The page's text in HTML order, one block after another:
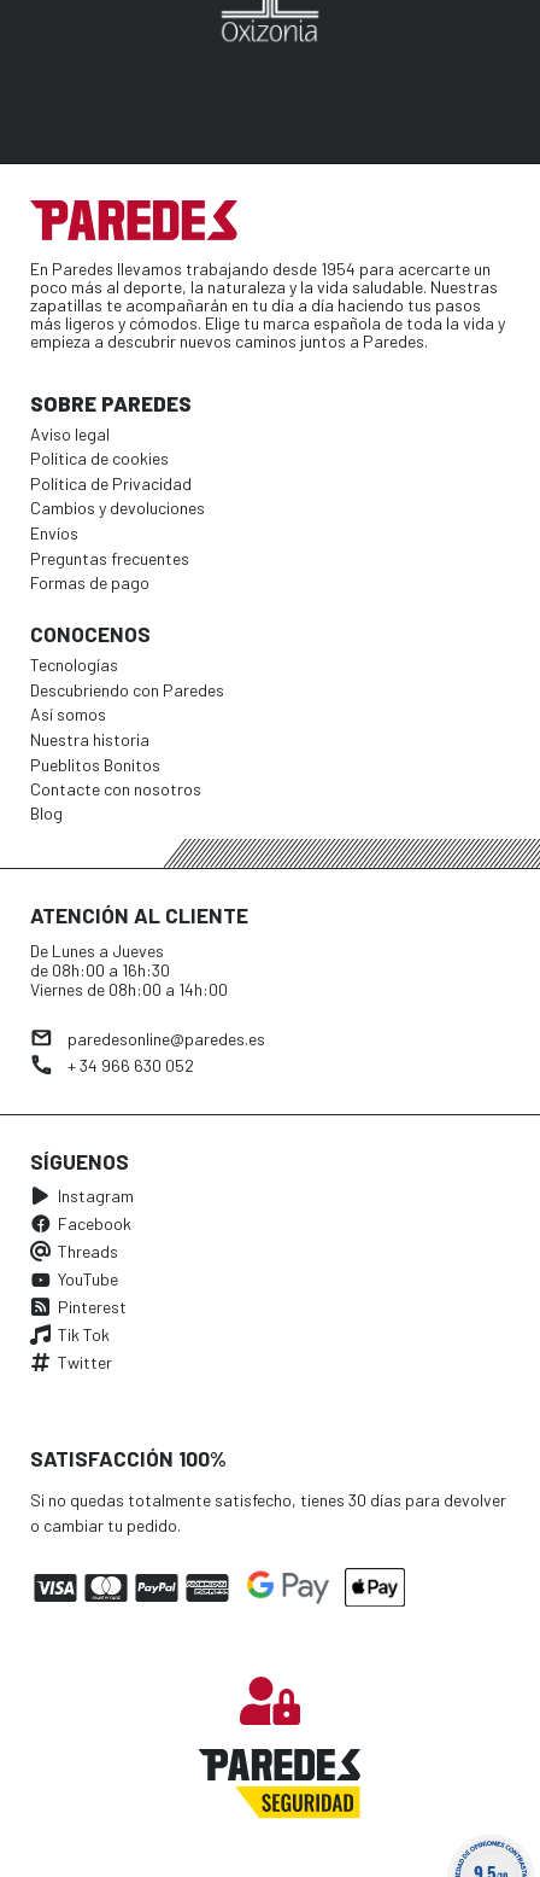
En Paredes llevamos trabajando desde 1954 para acercarte un
poco más al deporte, la naturaleza y la vida saludable. Nuestras
zapatillas te acompañarán en tu día a día haciendo tus pasos
más ligeros y cómodos. Elige tu marca española de toda la vida y
empieza a descubrir nuevos caminos juntos a Paredes.
SOBRE PAREDES
Aviso legal
Política de cookies
Política de Privacidad
Cambios y devoluciones
Envíos
Preguntas frecuentes
Formas de pago
CONOCENOS
Tecnologías
Descubriendo con Paredes
Así somos
Nuestra historia
Pueblitos Bonitos
Contacte con nosotros
Blog
ATENCIÓN AL CLIENTE
De Lunes a Jueves
de 08h:00 a 16h:30
Viernes de 08h:00 a 14h:00
paredesonline@paredes.es
+ 34 966 630 052
SÍGUENOS
Instagram
Facebook
Threads
YouTube
Pinterest
Tik Tok
Twitter
SATISFACCIÓN 100%
Si no quedas totalmente satisfecho, tienes 30 días para devolver
o cambiar tu pedido.